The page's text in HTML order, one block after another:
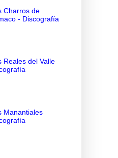
Charros de
- Discografía
Reales del Valle
Manantiales